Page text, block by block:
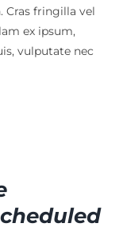
Cras fringilla vel
ex ipsum,
vulputate nec